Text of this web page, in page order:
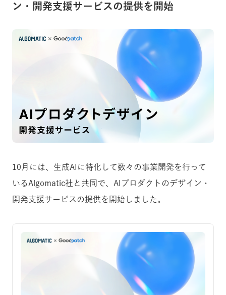
ン・開発支援サービスの提供を開始
10月には、生成AIに特化して数々の事業開発を行って
いるAlgomatic社と共同で、AIプロダクトのデザイン・
開発支援サービスの提供を開始しました。